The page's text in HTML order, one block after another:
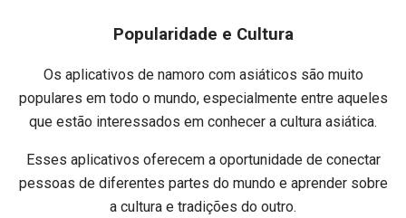
Popularidade e Cultura
Os aplicativos de namoro com asiáticos são muito
populares em todo o mundo, especialmente entre aqueles
que estão interessados em conhecer a cultura asiática.
Esses aplicativos oferecem a oportunidade de conectar
pessoas de diferentes partes do mundo e aprender sobre
a cultura e tradições do outro.